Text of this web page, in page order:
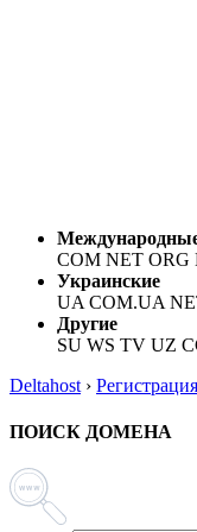
COM NET
Украинские
UA COM.UA
Другие
SU WS TV UZ
Deltahost ›
ПОИСК ДОМЕНА